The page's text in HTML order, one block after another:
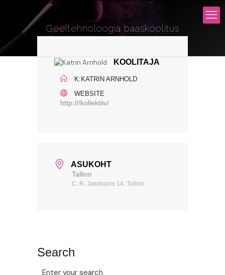
Geeltehnoloogia baaskoolitus
KOOLITAJA
K:KATRIN ARNHOLD
WEBSITE
http:///kollektiiv/
ASUKOHT
Tallinn
C. R. Jakobsoni 14, Tallinn
Search